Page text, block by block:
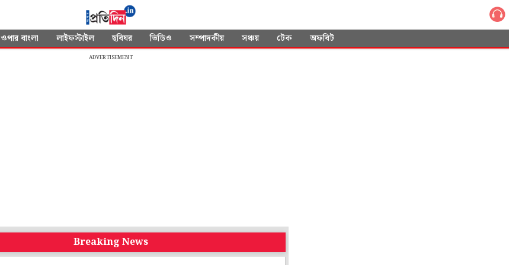
ওপার বাংলা লাইফস্টাইল ছবিঘর ভিডিও সম্পাদকীয় সঞ্চয় টেক অফবিট
ADVERTISEMENT
Breaking News